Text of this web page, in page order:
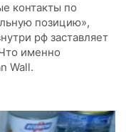
контакты по
позицию»,
рф заставляет
именно
Wall.